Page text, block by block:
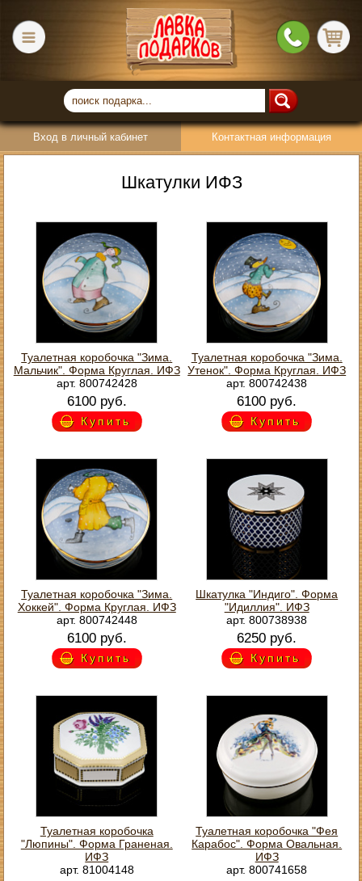
Вход в личный кабинет Контактная информация
Шкатулки ИФЗ
Туалетная коробочка "Зима.
Мальчик". Форма Круглая. ИФЗ
арт. 800742428
6100 руб.
Купить
Туалетная коробочка "Зима.
Утенок". Форма Круглая. ИФЗ
арт. 800742438
6100 руб.
Купить
Туалетная коробочка "Зима.
Хоккей". Форма Круглая. ИФЗ
арт. 800742448
6100 руб.
Купить
Шкатулка "Индиго". Форма
"Идиллия". ИФЗ
арт. 800738938
6250 руб.
Купить
Туалетная коробочка
"Люпины". Форма Граненая.
ИФЗ
арт. 81004148
Туалетная коробочка "Фея
Карабос". Форма Овальная.
ИФЗ
арт. 800741658